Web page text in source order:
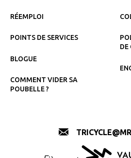
RÉEMPLOI
POINTS DE SERVICES
BLOGUE
COMMENT VIDER SA
POUBELLE ?
DE